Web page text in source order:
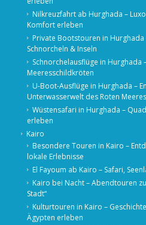
Nilkreuzfahrt ab Hurghada –
Komfort erleben
Private Bootstouren in Hurghada
Schnorcheln & Inseln
Schnorchelausflüge in Hurghada
Meeresschildkröten
U-Boot-Ausflüge in Hurghada –
Unterwasserwelt des Roten Meeres
Wüstensafari in Hurghada –
erleben
Kairo
Besondere Touren in Kairo –
lokale Erlebnisse
El Fayoum ab Kairo – Safari,
Kairo bei Nacht – Abendtouren
Stadt“
Kulturtouren in Kairo –
Ägypten erleben